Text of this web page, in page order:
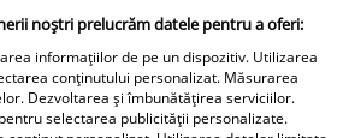
noștri prelucrăm datele pentru a oferi:
informațiilor de pe un dispozitiv. Utilizarea
conținutului personalizat. Măsurarea
Dezvoltarea și îmbunătățirea serviciilor.
selectarea publicității personalizate.